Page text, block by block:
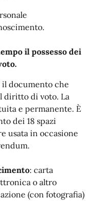
il possesso dei
il documento che
diritto di voto. La
e permanente. È
dei 18 spazi
usata in occasione
: carta
o altro
(con fotografia)